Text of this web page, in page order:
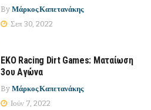
By Μάρκος Καπετανάκης
Σεπ 30, 2022
EKO Racing Dirt Games: Ματαίωση
3ου Αγώνα
By Μάρκος Καπετανάκης
Ιούν 7, 2022